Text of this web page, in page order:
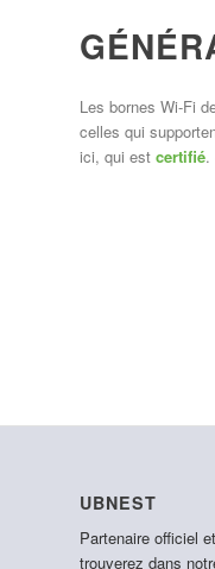
Les bornes Wi-Fi
celles qui
ici, qui est certifié.
UBNEST
Partenaire officiel
trouverez dans